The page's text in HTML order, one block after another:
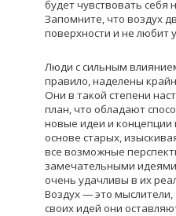
будет чувствовать себя
Запомните, что воздух
поверхности и не любит
Люди с сильным
правило, наделены
Они в такой степени
план, что обладают
новые идеи и концепции
основе старых,
все возможные
замечательными
очень удачливы в их
Воздух — это
своих идей они